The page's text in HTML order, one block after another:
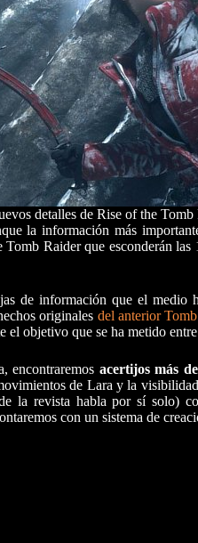
detalles de Rise of the
la información más
Raider que esconderán las
de información que el
originales del anterior
el objetivo que se ha metido
encontraremos acertijos más
de Lara y la
la revista habla por sí solo)
con un sistema de